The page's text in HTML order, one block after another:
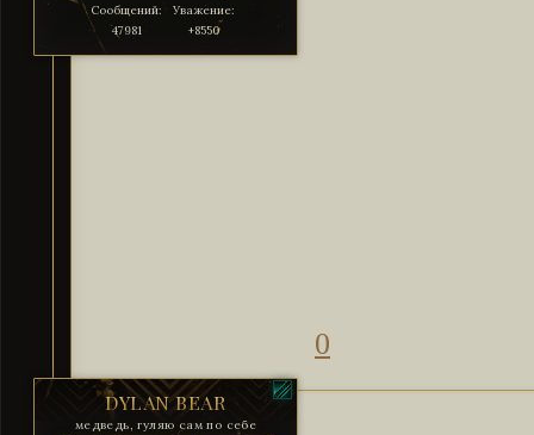
Сообщений:
47981
Уважение:
+8550
0
DYLAN BEAR
медведь, гуляю сам по себе